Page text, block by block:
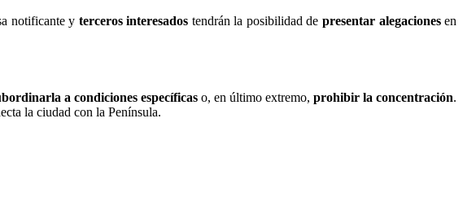
notificante y terceros interesados tendrán la posibilidad depresentar alegacionesen
a condiciones específicas o, en último extremo, prohibir la concentración.
la ciudad con la Península.